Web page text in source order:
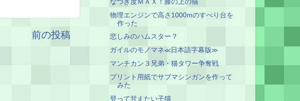
前の投稿
物理エンジンで高さ1000mのすべり台を
作った
悲しみのハムスター？
ガイルのモノマネ≪日本語字幕版≫
マンチカン３兄弟・猫タワー争奪戦
プリント用紙でサブマシンガンを作って
みた
登って甘えたい子猫